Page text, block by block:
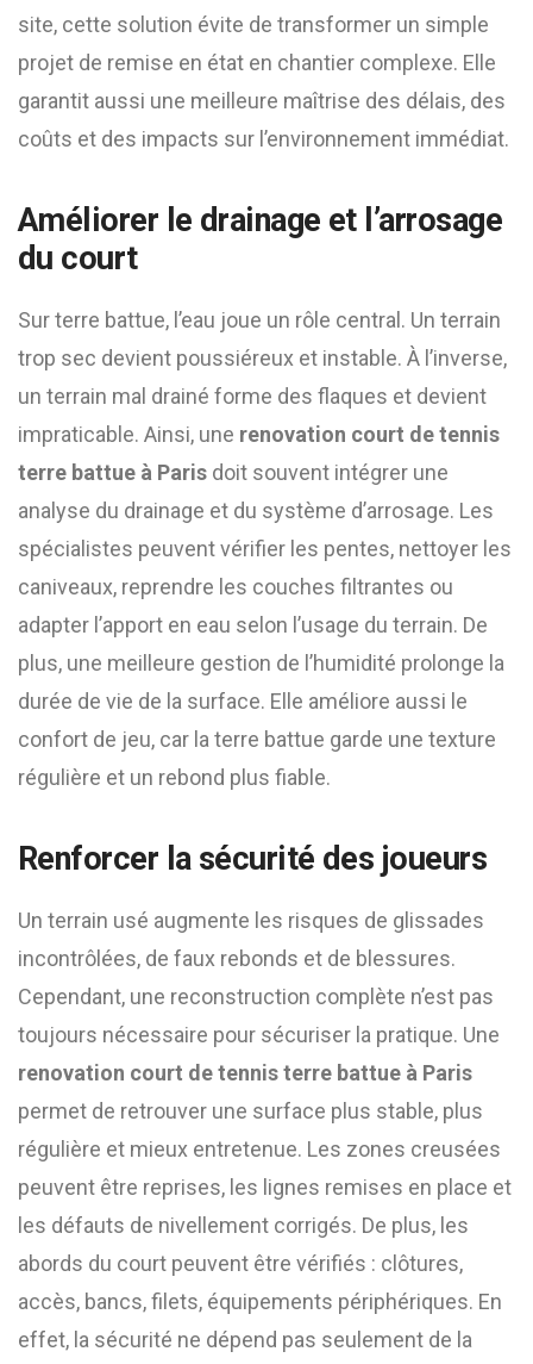
site, cette solution évite de transformer un simple
projet de remise en état en chantier complexe. Elle
garantit aussi une meilleure maîtrise des délais, des
coûts et des impacts sur l’environnement immédiat.
Améliorer le drainage et l’arrosage
du court
Sur terre battue, l’eau joue un rôle central. Un terrain
trop sec devient poussiéreux et instable. À l’inverse,
un terrain mal drainé forme des flaques et devient
impraticable. Ainsi, une renovation court de tennis
terre battue à Paris doit souvent intégrer une
analyse du drainage et du système d’arrosage. Les
spécialistes peuvent vérifier les pentes, nettoyer les
caniveaux, reprendre les couches filtrantes ou
adapter l’apport en eau selon l’usage du terrain. De
plus, une meilleure gestion de l’humidité prolonge la
durée de vie de la surface. Elle améliore aussi le
confort de jeu, car la terre battue garde une texture
régulière et un rebond plus fiable.
Renforcer la sécurité des joueurs
Un terrain usé augmente les risques de glissades
incontrôlées, de faux rebonds et de blessures.
Cependant, une reconstruction complète n’est pas
toujours nécessaire pour sécuriser la pratique. Une
renovation court de tennis terre battue à Paris
permet de retrouver une surface plus stable, plus
régulière et mieux entretenue. Les zones creusées
peuvent être reprises, les lignes remises en place et
les défauts de nivellement corrigés. De plus, les
abords du court peuvent être vérifiés : clôtures,
accès, bancs, filets, équipements périphériques. En
effet, la sécurité ne dépend pas seulement de la